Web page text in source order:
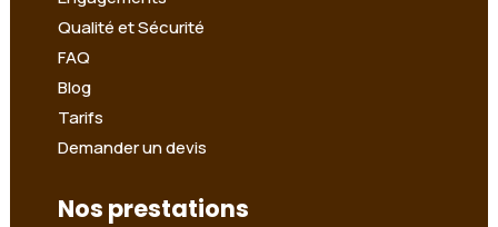
Qualité et Sécurité
FAQ
Blog
Tarifs
Demander un devis
Nos prestations